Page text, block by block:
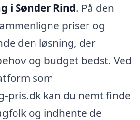
i Sønder Rind. På den
priser og
den løsning, der
og budget bedst. Ved
som
pris.dk kan du nemt finde
og indhente de